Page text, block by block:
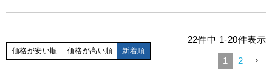
価格が安い順 価格が高い順 新着順
22件中 1-20件表示
1 2